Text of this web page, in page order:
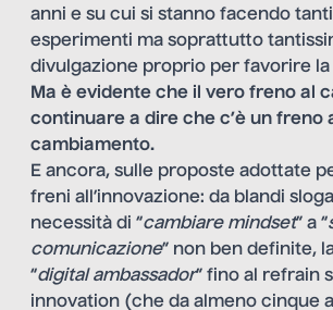
anni e su cui si stanno facendo
esperimenti ma soprattutto
divulgazione proprio per favorire la
Ma è evidente che il vero freno al
continuare a dire che c’è un freno
cambiamento.
E ancora, sulle proposte adottate
freni all’innovazione: da blandi
necessità di “cambiare mindset” a “
comunicazione” non ben definite,
“digital ambassador” fino al refrain
innovation (che da almeno cinque